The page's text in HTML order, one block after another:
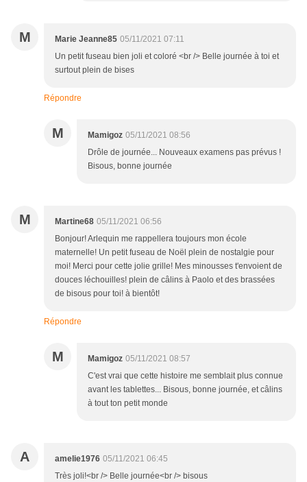
M Marie Jeanne85 05/11/2021 07:11
Un petit fuseau bien joli et coloré <br /> Belle journée à toi et
surtout plein de bises
Répondre
M Mamigoz 05/11/2021 08:56
Drôle de journée... Nouveaux examens pas prévus !
Bisous, bonne journée
M Martine68 05/11/2021 06:56
Bonjour! Arlequin me rappellera toujours mon école
maternelle! Un petit fuseau de Noël plein de nostalgie pour
moi! Merci pour cette jolie grille! Mes minousses t'envoient de
douces léchouilles! plein de câlins à Paolo et des brassées
de bisous pour toi! à bientôt!
Répondre
M Mamigoz 05/11/2021 08:57
C'est vrai que cette histoire me semblait plus connue
avant les tablettes... Bisous, bonne journée, et câlins
à tout ton petit monde
A amelie1976 05/11/2021 06:45
Très joli!<br /> Belle journée<br /> bisous